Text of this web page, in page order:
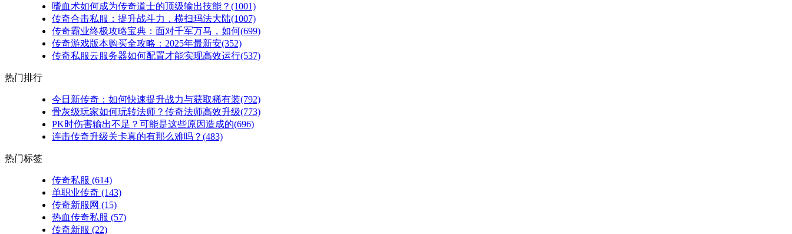
嗜血术如何成为传奇道士的顶级输出技能？(1001)
传奇合击私服：提升战斗力，横扫玛法大陆(1007)
传奇霸业终极攻略宝典：面对千军万马，如何(699)
传奇游戏版本购买全攻略：2025年最新安(352)
传奇私服云服务器如何配置才能实现高效运行(537)
热门排行
今日新传奇：如何快速提升战力与获取稀有装(792)
骨灰级玩家如何玩转法师？传奇法师高效升级(773)
PK时伤害输出不足？可能是这些原因造成的(696)
连击传奇升级关卡真的有那么难吗？(483)
热门标签
传奇私服 (614)
单职业传奇 (143)
传奇新服网 (15)
热血传奇私服 (57)
传奇新服 (22)